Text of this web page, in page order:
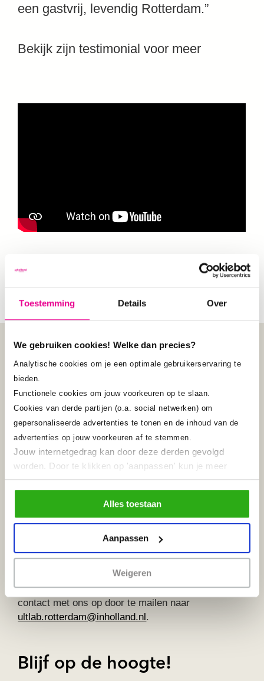
Toestemming Details Over
We gebruiken cookies! Welke dan precies?
Analytische cookies om je een optimale gebruikerservaring te
bieden.
Functionele cookies om jouw voorkeuren op te slaan.
Cookies van derde partijen (o.a. social netwerken) om
gepersonaliseerde advertenties te tonen en de inhoud van de
advertenties op jouw voorkeuren af te stemmen.
Jouw internetgedrag kan door deze derden gevolgd
worden. Door te klikken op 'aanpassen' kun je meer
lezen over onze cookies en je voorkeuren aanpassen.
Door op 'Alles toestaan' te klikken, ga je akkoord met het
gebruik van alle cookieszoals omschreven in ons
cookiebeleid.
Alles toestaan
Aanpassen
Weigeren
een gastvrij, levendig Rotterdam.”
Bekijk zijn testimonial voor meer
Het Urban Leisure & Tourism Lab Rotterdam is
opgericht door Domein Creative Business vanuit
Hogeschool Inholland. Samen met organisaties en
studenten onderzoeken we hoe toerisme en
vrijetijdsbesteding een positieve bijdrage kunnen
leveren aan de stad. Klop bij ons aan met vragen
en initiatieven; we werken graag samen! Neem
contact met ons op door te mailen naar
ultlab.rotterdam@inholland.nl .
Blijf op de hoogte!